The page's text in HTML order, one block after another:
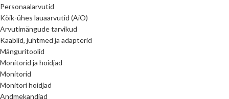
Personaalarvutid
Kõik-ühes lauaarvutid (AiO)
Arvutimängude tarvikud
Kaablid, juhtmed ja adapterid
Mänguritoolid
Monitorid ja hoidjad
Monitorid
Monitori hoidjad
Andmekandjad